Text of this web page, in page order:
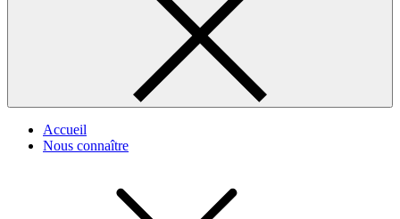
Accueil
Nous connaître